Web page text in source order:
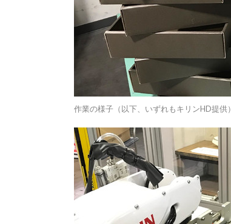
作業の様子（以下、いずれもキリンHD提供）